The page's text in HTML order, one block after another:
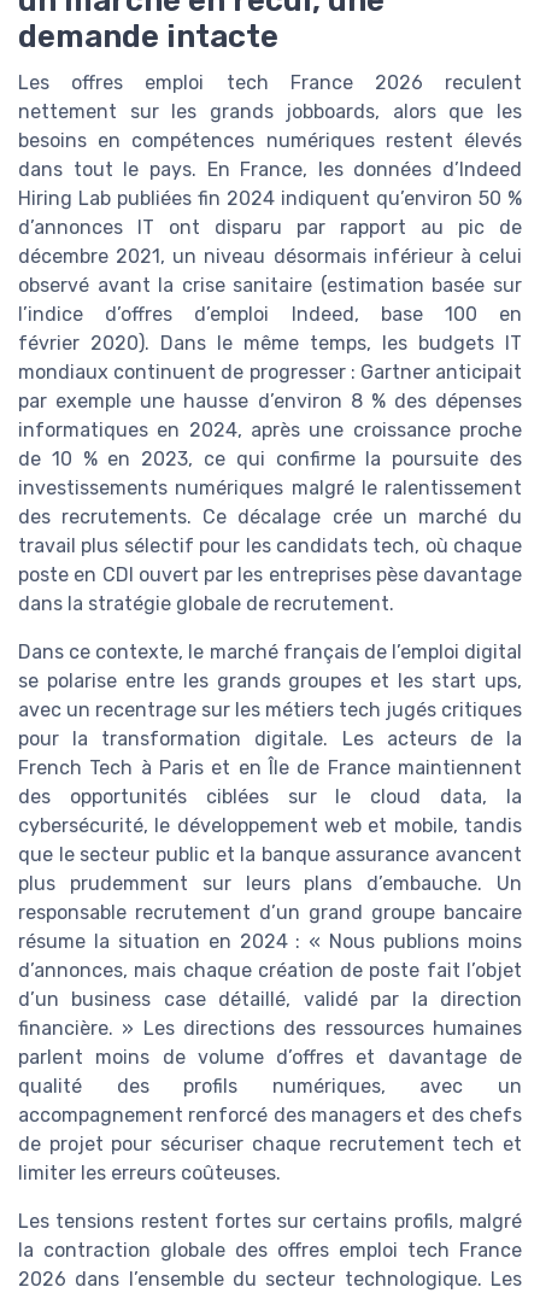
demande intacte
Les offres emploi tech France 2026 reculent
nettement sur les grands jobboards, alors que les
besoins en compétences numériques restent élevés
dans tout le pays. En France, les données d’Indeed
Hiring Lab publiées fin 2024 indiquent qu’environ 50 %
d’annonces IT ont disparu par rapport au pic de
décembre 2021, un niveau désormais inférieur à celui
observé avant la crise sanitaire (estimation basée sur
l’indice d’offres d’emploi Indeed, base 100 en
février 2020). Dans le même temps, les budgets IT
mondiaux continuent de progresser : Gartner anticipait
par exemple une hausse d’environ 8 % des dépenses
informatiques en 2024, après une croissance proche
de 10 % en 2023, ce qui confirme la poursuite des
investissements numériques malgré le ralentissement
des recrutements. Ce décalage crée un marché du
travail plus sélectif pour les candidats tech, où chaque
poste en CDI ouvert par les entreprises pèse davantage
dans la stratégie globale de recrutement.
Dans ce contexte, le marché français de l’emploi digital
se polarise entre les grands groupes et les start ups,
avec un recentrage sur les métiers tech jugés critiques
pour la transformation digitale. Les acteurs de la
French Tech à Paris et en Île de France maintiennent
des opportunités ciblées sur le cloud data, la
cybersécurité, le développement web et mobile, tandis
que le secteur public et la banque assurance avancent
plus prudemment sur leurs plans d’embauche. Un
responsable recrutement d’un grand groupe bancaire
résume la situation en 2024 : « Nous publions moins
d’annonces, mais chaque création de poste fait l’objet
d’un business case détaillé, validé par la direction
financière. » Les directions des ressources humaines
parlent moins de volume d’offres et davantage de
qualité des profils numériques, avec un
accompagnement renforcé des managers et des chefs
de projet pour sécuriser chaque recrutement tech et
limiter les erreurs coûteuses.
Les tensions restent fortes sur certains profils, malgré
la contraction globale des offres emploi tech France
2026 dans l’ensemble du secteur technologique. Les